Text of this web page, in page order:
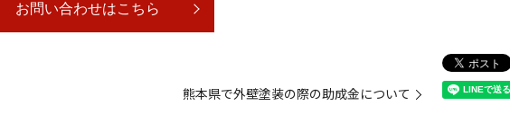
お問い合わせはこちら
熊本県で外壁塗装の際の助成金について